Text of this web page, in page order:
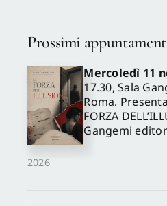
Prossimi
2026
Mercoledì 11
17.30, Sala
Roma.
FORZA
Gangemi